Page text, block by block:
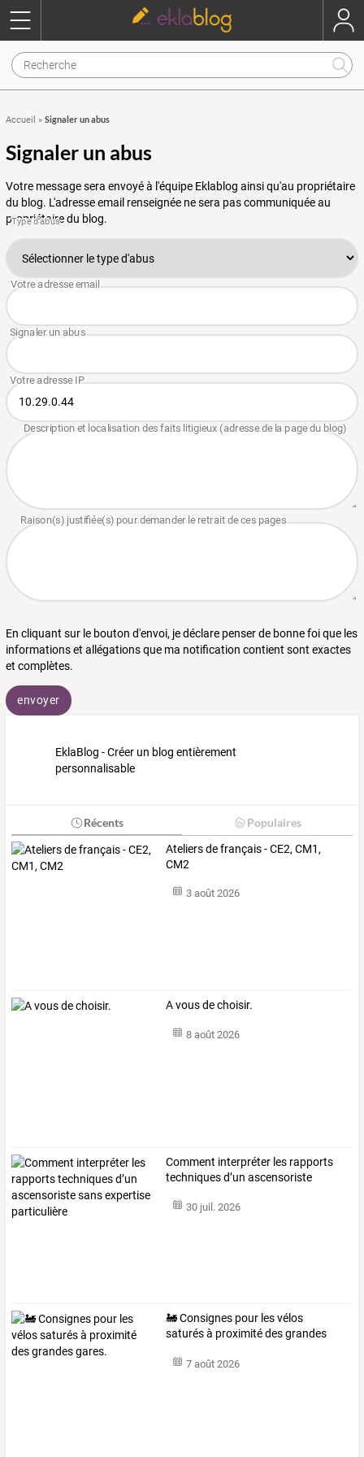
Accueil » Signaler un abus
Signaler un abus
Votre message sera envoyé à l'équipe Eklablog ainsi qu'au propriétaire
du blog. L'adresse email renseignée ne sera pas communiquée au
propriétaire du blog.
En cliquant sur le bouton d'envoi, je déclare penser de bonne foi que les
informations et allégations que ma notification contient sont exactes
et complètes.
envoyer
EklaBlog - Créer un blog entièrement
personnalisable
Récents Populaires
Ateliers de français - CE2, CM1,
CM2
3 août 2026
A vous de choisir.
8 août 2026
Comment interpréter les rapports
techniquesd’un ascensoriste
30 juil. 2026
🚂 Consignes pour les vélos
saturés à proximité des grandes
7 août 2026